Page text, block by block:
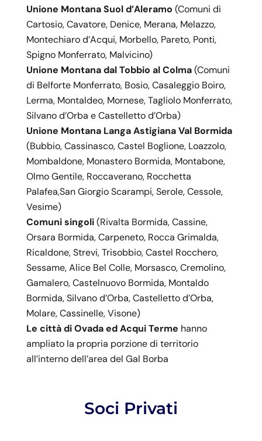
Unione Montana Suol d’Aleramo (Comuni di
Cartosio, Cavatore, Denice, Merana, Melazzo,
Montechiaro d’Acqui, Morbello, Pareto, Ponti,
Spigno Monferrato, Malvicino)
Unione Montana dal Tobbio al Colma(Comuni
di Belforte Monferrato, Bosio, Casaleggio Boiro,
Lerma, Montaldeo, Mornese, Tagliolo Monferrato,
Silvano d’Orba e Castelletto d’Orba)
Unione Montana Langa Astigiana Val Bormida
(Bubbio, Cassinasco, Castel Boglione, Loazzolo,
Mombaldone, Monastero Bormida, Montabone,
Olmo Gentile, Roccaverano, Rocchetta
Palafea,San Giorgio Scarampi, Serole, Cessole,
Vesime)
Comuni singoli(Rivalta Bormida, Cassine,
Orsara Bormida, Carpeneto, Rocca Grimalda,
Ricaldone, Strevi, Trisobbio, Castel Rocchero,
Sessame, Alice Bel Colle, Morsasco, Cremolino,
Gamalero, Castelnuovo Bormida, Montaldo
Bormida, Silvano d’Orba, Castelletto d’Orba,
Molare, Cassinelle, Visone)
Le città di Ovada ed Acqui Terme hanno
ampliato la propria porzione di territorio
all’interno dell’area del Gal Borba
Soci Privati